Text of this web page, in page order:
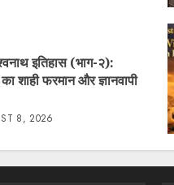
इतिहास (भाग-२):
शाही फरमान और ज्ञानवापी
8, 2026